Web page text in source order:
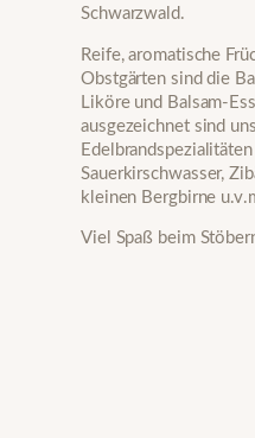
Schwarzwald.
Reife, aromatische
Obstgärten sind die
Liköre und Balsam-
ausgezeichnet sind
Sauerkirschwasser,
kleinen Bergbirne
Viel Spaß beim